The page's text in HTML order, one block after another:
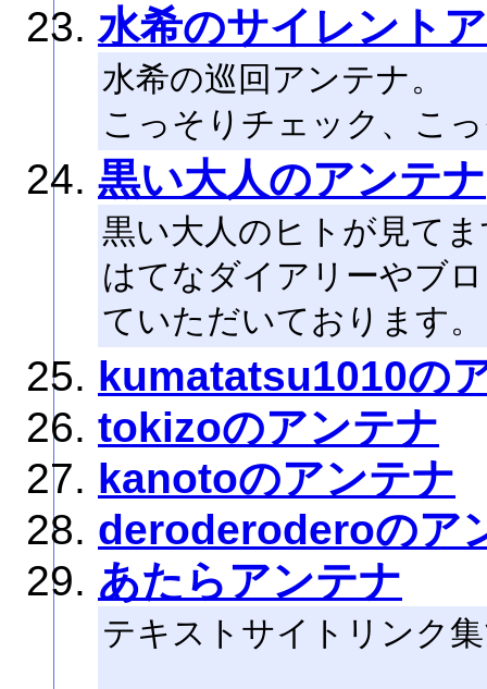
水希のサイレント
水希の巡回アンテナ。
こっそりチェック、こ
黒い大人のアンテナ
黒い大人のヒトが見て
はてなダイアリーやブ
ていただいております。
kumatatsu1010の
tokizoのアンテナ
kanotoのアンテナ
deroderoderoのア
あたらアンテナ
テキストサイトリンク